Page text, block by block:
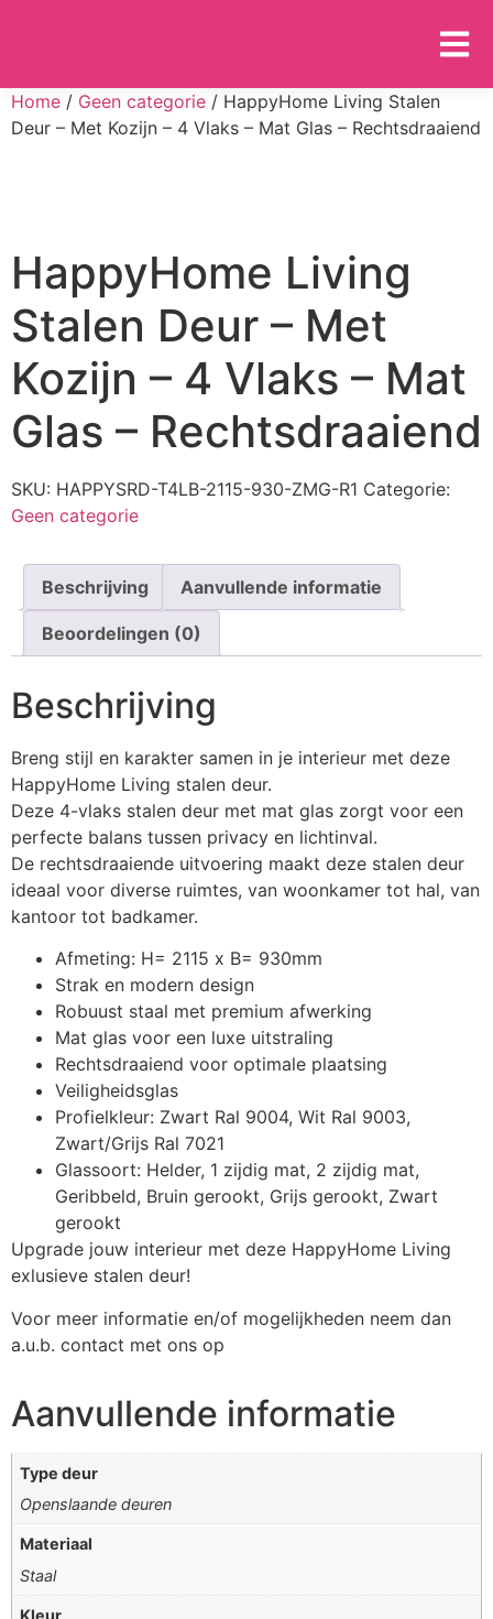
Home / Geen categorie / HappyHome Living Stalen
Deur – Met Kozijn – 4 Vlaks – Mat Glas – Rechtsdraaiend
HappyHome Living
Stalen Deur – Met
Kozijn – 4 Vlaks – Mat
Glas – Rechtsdraaiend
SKU: HAPPYSRD-T4LB-2115-930-ZMG-R1 Categorie:
Geen categorie
Beschrijving Aanvullende informatie
Beoordelingen (0)
Beschrijving
Breng stijl en karakter samen in je interieur met deze
HappyHome Living stalen deur.
Deze 4-vlaks stalen deur met mat glas zorgt voor een
perfecte balans tussen privacy en lichtinval.
De rechtsdraaiende uitvoering maakt deze stalen deur
ideaal voor diverse ruimtes, van woonkamer tot hal, van
kantoor tot badkamer.
Afmeting: H= 2115 x B= 930mm
Strak en modern design
Robuust staal met premium afwerking
Mat glas voor een luxe uitstraling
Rechtsdraaiend voor optimale plaatsing
Veiligheidsglas
Profielkleur: Zwart Ral 9004, Wit Ral 9003,
Zwart/Grijs Ral 7021
Glassoort: Helder, 1 zijdig mat, 2 zijdig mat,
Geribbeld, Bruin gerookt, Grijs gerookt, Zwart
gerookt
Upgrade jouw interieur met deze HappyHome Living
exlusieve stalen deur!
Voor meer informatie en/of mogelijkheden neem dan
a.u.b. contact met ons op
Aanvullende informatie
Type deur
Openslaande deuren
Materiaal
Staal
Kleur